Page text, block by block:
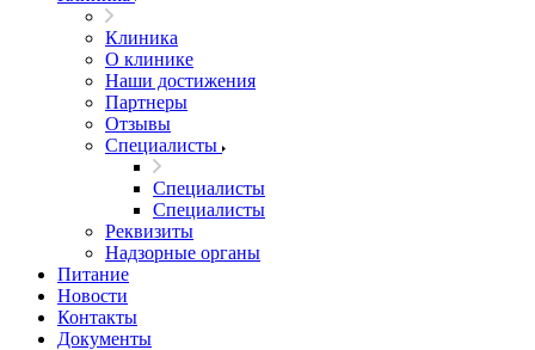
Клиника
О клинике
Наши достижения
Партнеры
Отзывы
Специалисты
Специалисты
Специалисты
Реквизиты
Надзорные органы
Питание
Новости
Контакты
Документы